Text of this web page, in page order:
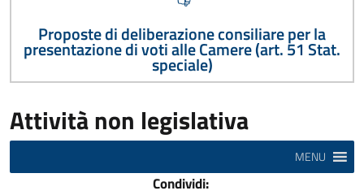
Proposte di deliberazione consiliare per la
presentazione di voti alle Camere (art. 51 Stat.
speciale)
Attività non legislativa
MENU
Condividi: